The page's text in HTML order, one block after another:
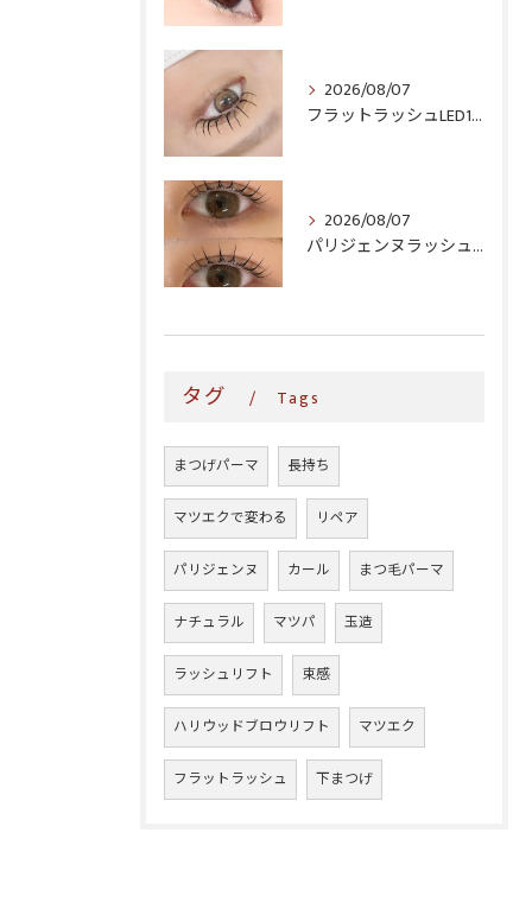
2026/08/07
フラットラッシュLED100本＆ヘルシー‎🤍
2026/08/07
パリジェンヌラッシュリフト♪
タグ Tags
まつげパーマ 長持ち
マツエクで変わる リペア
パリジェンヌ カール まつ毛パーマ
ナチュラル マツパ 玉造
ラッシュリフト 束感
ハリウッドブロウリフト マツエク
フラットラッシュ 下まつげ